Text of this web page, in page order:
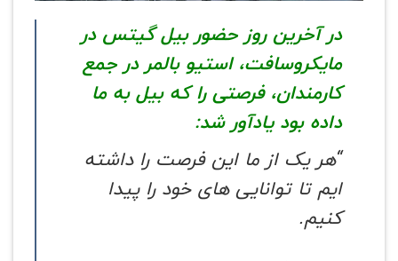
در آخرین روز حضور بیل گیتس در
مایکروسافت، استیو بالمر در جمع
کارمندان، فرصتی را که بیل به ما
داده بود یادآور شد:
“هر یک از ما این فرصت را داشته
ایم تا توانایی های خود را پیدا
کنیم.